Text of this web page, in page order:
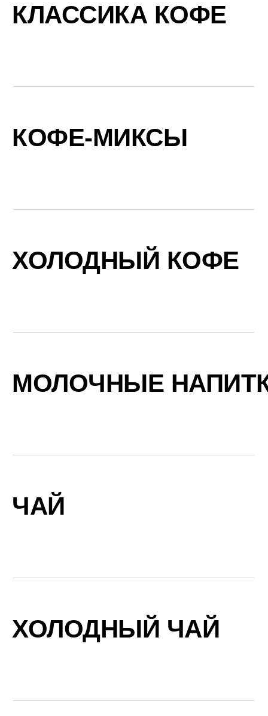
КЛАССИКА КОФЕ
КОФЕ-МИКСЫ
ХОЛОДНЫЙ КОФЕ
МОЛОЧНЫЕ
ЧАЙ
ХОЛОДНЫЙ ЧАЙ